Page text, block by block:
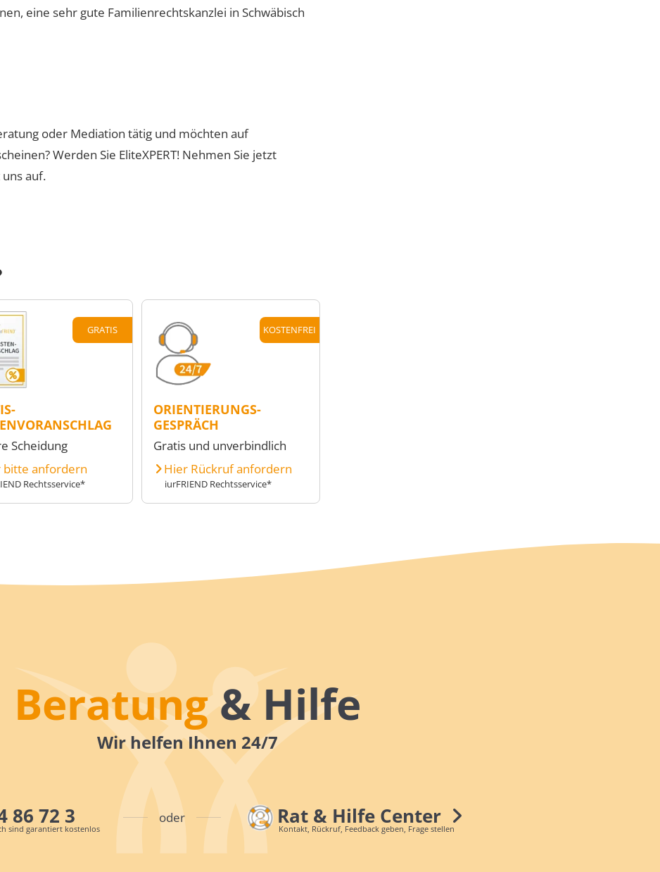
eine sehr gute Familienrechtskanzlei in Schwäbisch
oder Mediation tätig und möchten auf
Werden Sie EliteXPERT! Nehmen Sie jetzt
auf.
GRATIS
Scheidung
bitte anfordern
Rechtsservice*
KOSTENFREI
ORIENTIERUNGS-
GESPRÄCH
Gratis und unverbindlich
Hier Rückruf anfordern
iurFRIEND Rechtsservice*
Beratung& Hilfe
Wir helfen Ihnen 24/7
86 72 3
sind garantiert kostenlos
oder Rat & Hilfe Center
Kontakt, Rückruf, Feedback geben, Frage stellen